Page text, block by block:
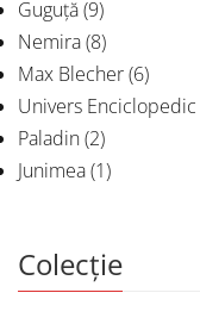
Guguță(9)
Nemira(8)
Max Blecher(6)
Univers Enciclopedic
Paladin(2)
Junimea(1)
Colecție